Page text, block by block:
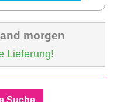
morgen
Lieferung!
Suche